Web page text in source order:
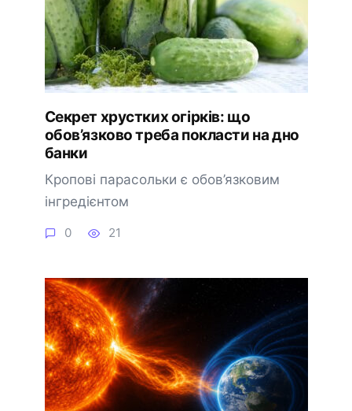
Секрет хрустких огірків: що
обов’язково треба покласти на дно
банки
Кропові парасольки є обов’язковим
інгредієнтом
0 21